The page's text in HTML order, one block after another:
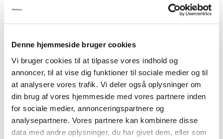
Denne hjemmeside bruger cookies
Vi bruger cookies til at tilpasse vores indhold og
annoncer, til at vise dig funktioner til sociale medier og til
at analysere vores trafik. Vi deler også oplysninger om
din brug af vores hjemmeside med vores partnere inden
for sociale medier, annonceringspartnere og
analysepartnere. Vores partnere kan kombinere disse
data med andre oplysninger, du har givet dem, eller som
Ved køb af større længder end 600 cm., kombineres
600cm.
kan tilkøbes.